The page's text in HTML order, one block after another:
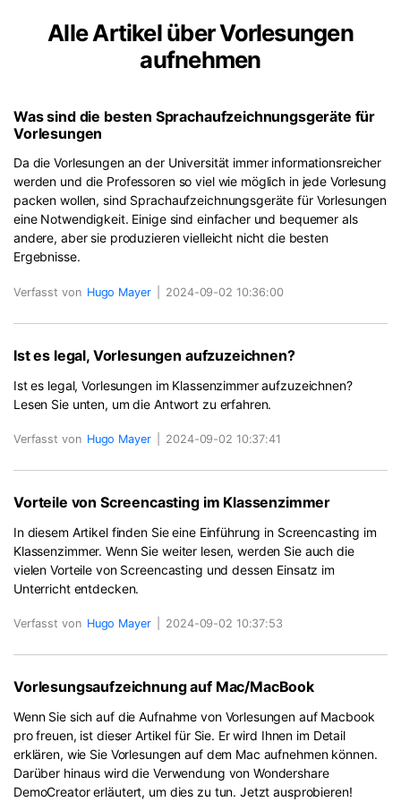
Alle Artikel über Vorlesungen
aufnehmen
Was sind die besten Sprachaufzeichnungsgeräte für
Vorlesungen
Da die Vorlesungen an der Universität immer informationsreicher
werden und die Professoren so viel wie möglich in jede Vorlesung
packen wollen, sind Sprachaufzeichnungsgeräte für Vorlesungen
eine Notwendigkeit. Einige sind einfacher und bequemer als
andere, aber sie produzieren vielleicht nicht die besten
Ergebnisse.
Verfasst von Hugo Mayer 2024-09-02 10:36:00
Ist es legal, Vorlesungen aufzuzeichnen?
Ist es legal, Vorlesungen im Klassenzimmer aufzuzeichnen?
Lesen Sie unten, um die Antwort zu erfahren.
Verfasst von Hugo Mayer 2024-09-02 10:37:41
Vorteile von Screencasting im Klassenzimmer
In diesem Artikel finden Sie eine Einführung in Screencasting im
Klassenzimmer. Wenn Sie weiter lesen, werden Sie auch die
vielen Vorteile von Screencasting und dessen Einsatz im
Unterricht entdecken.
Verfasst von Hugo Mayer 2024-09-02 10:37:53
Vorlesungsaufzeichnung auf Mac/MacBook
Wenn Sie sich auf die Aufnahme von Vorlesungen auf Macbook
pro freuen, ist dieser Artikel für Sie. Er wird Ihnen im Detail
erklären, wie Sie Vorlesungen auf dem Mac aufnehmen können.
Darüber hinaus wird die Verwendung von Wondershare
DemoCreator erläutert, um dies zu tun. Jetzt ausprobieren!